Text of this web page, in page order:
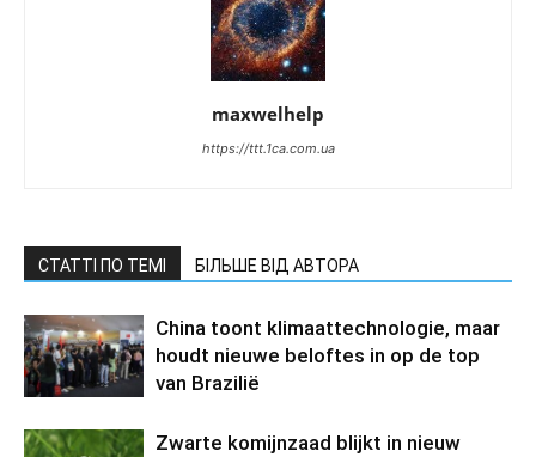
maxwelhelp
https://ttt.1ca.com.ua
СТАТТІ ПО ТЕМІ БІЛЬШЕ ВІД АВТОРА
China toont klimaattechnologie, maar
houdt nieuwe beloftes in op de top
van Brazilië
Zwarte komijnzaad blijkt in nieuw